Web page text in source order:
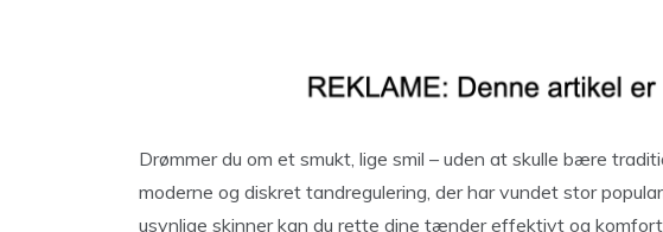
Drømmer du om et smukt, lige smil – uden at skulle bære
moderne og diskret tandregulering, der har vundet stor
usynlige skinner kan du rette dine tænder effektivt og